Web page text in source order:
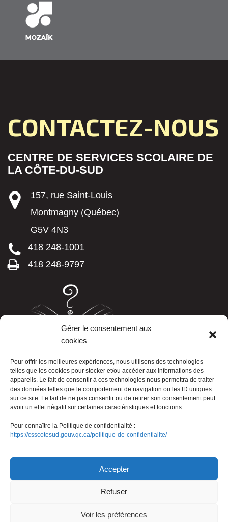
Gérer le consentement aux
cookies
Pour offrir les meilleures expériences, nous utilisons des technologies
telles que les cookies pour stocker et/ou accéder aux informations des
appareils. Le fait de consentir à ces technologies nous permettra de traiter
des données telles que le comportement de navigation ou les ID uniques
sur ce site. Le fait de ne pas consentir ou de retirer son consentement peut
avoir un effet négatif sur certaines caractéristiques et fonctions.
Pour connaître la Politique de confidentialité :
https://csscotesud.gouv.qc.ca/politique-de-confidentialite/
Accepter
Refuser
Voir les préférences
CONTACTEZ-NOUS
CENTRE DE SERVICES SCOLAIRE DE
LA CÔTE-DU-SUD
157, rue Saint-Louis
Montmagny (Québec)
G5V 4N3
418 248-1001
418 248-9797
LISTE TÉLÉPHONIQUE
Nous joindre
© Gouvernement du Québec, 2026